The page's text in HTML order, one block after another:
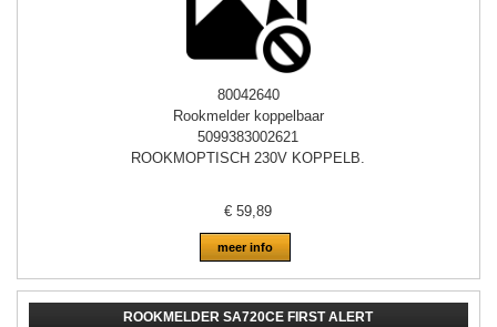
80042640
Rookmelder koppelbaar
5099383002621
ROOKMOPTISCH 230V KOPPELB.
€59,89
meer info
ROOKMELDER SA720CE FIRST ALERT